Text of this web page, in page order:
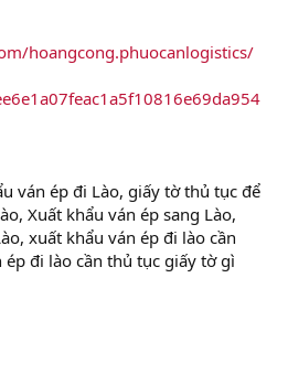
hoangcong.phuocanlogistics/
ván ép đi Lào, giấy tờ thủ tục để
Xuất khẩu ván ép sang Lào,
xuất khẩu ván ép đi lào cần
đi lào cần thủ tục giấy tờ gì